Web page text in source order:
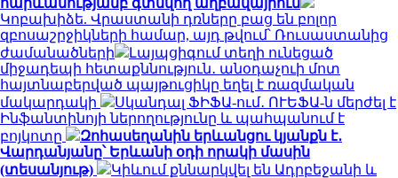
Կոբախիձե. Վրաստանի դռները բաց են բոլոր
զբոսաշրջիկների համար, այդ թվում՝ Ռուսաստանից
ժամանածների
Լայպցիգում տեղի ունեցած
միջադեպի հետաքննություն․ անօդաչուի մոտ
հայտնաբերված պայթուցիկը եղել է ռազմական
մակարդակի
Սկանդալ ՖԻՖԱ-ում․ ՈՒԵՖԱ-ն մերժել է
Ինֆանտինոյի ներողությունը և պահպանում է
բոյկոտը
Զոհասեղանին երևանցու կյանքն է․
Վարդանյանը՝ Երևանի օդի որակի մասին
(տեսանյութ)
Կիևում քննարկվել են Ադրբեջանի և